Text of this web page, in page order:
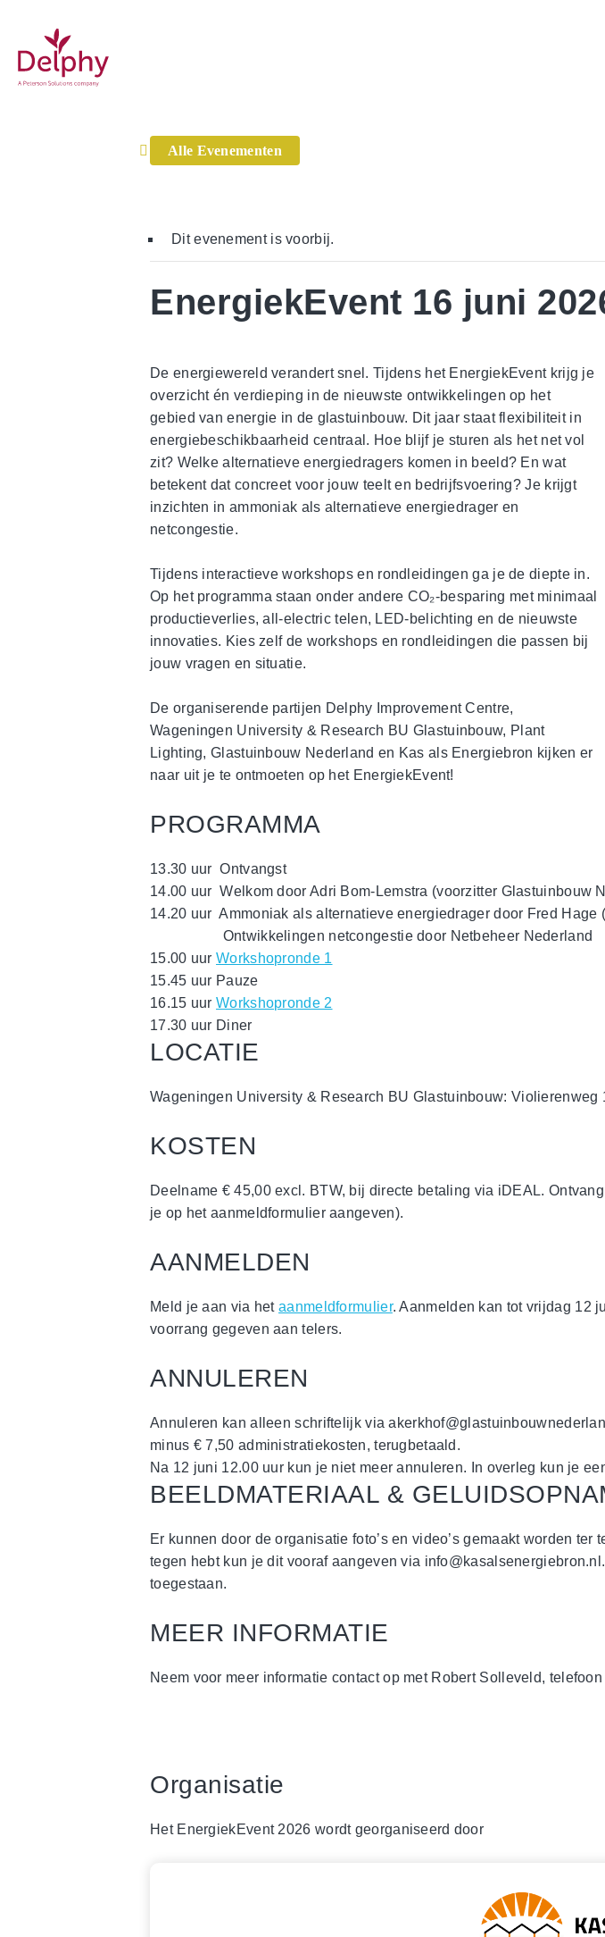
Delphy
Alle Evenementen
Dit evenement is voorbij.
EnergiekEvent 16 juni
De energiewereld verandert snel. Tijdens het EnergiekEvent krijg je
overzicht én verdieping in de nieuwste ontwikkelingen op het
gebied van energie in de glastuinbouw. Dit jaar staat flexibiliteit in
energiebeschikbaarheid centraal. Hoe blijf je sturen als het net vol
zit? Welke alternatieve energiedragers komen in beeld? En wat
betekent dat concreet voor jouw teelt en bedrijfsvoering? Je krijgt
inzichten in ammoniak als alternatieve energiedrager en
netcongestie.
Tijdens interactieve workshops en rondleidingen ga je de diepte in.
Op het programma staan onder andere CO₂-besparing met minimaal
productieverlies, all-electric telen, LED-belichting en de nieuwste
innovaties. Kies zelf de workshops en rondleidingen die passen bij
jouw vragen en situatie.
De organiserende partijen Delphy Improvement Centre,
Wageningen University & Research BU Glastuinbouw, Plant
Lighting, Glastuinbouw Nederland en Kas als Energiebron kijken er
naar uit je te ontmoeten op het EnergiekEvent!
PROGRAMMA
13.30 uur Ontvangst
14.00 uur Welkom door Adri Bom-Lemstra (voorzitter Glastuinbouw
14.20 uur Ammoniak als alternatieve energiedrager door Fred Hage
Ontwikkelingen netcongestie door Netbeheer Nederland
15.00 uurWorkshopronde 1
15.45 uur Pauze
16.15 uurWorkshopronde 2
17.30 uur Diner
LOCATIE
Wageningen University & Research BU Glastuinbouw: Violierenweg
KOSTEN
Deelname € 45,00 excl. BTW, bij directe betaling via iDEAL.
je op het aanmeldformulier aangeven).
AANMELDEN
Meld je aan via het aanmeldformulier. Aanmelden kan tot vrijdag 12
voorrang gegeven aan telers.
ANNULEREN
Annuleren kan alleen schriftelijk via
minus € 7,50 administratiekosten, terugbetaald.
Na 12 juni 12.00 uur kun je niet meer annuleren. In overleg kun je
BEELDMATERIAAL &
Er kunnen door de organisatie foto’s en video’s gemaakt worden
tegen hebt kun je dit vooraf aangeven via
toegestaan.
MEER INFORMATIE
Neem voor meer informatie contact op met Robert Solleveld,
Organisatie
Het EnergiekEvent 2026 wordt georganiseerd door